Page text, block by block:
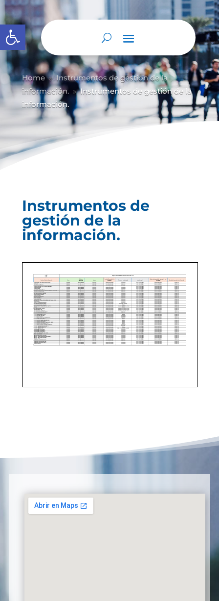
Abrir barra de herramientas
Home 9 Instrumentos de gestión de la
información. 9 Instrumentos de gestión de la
información.
Instrumentos de
gestión de la
información.